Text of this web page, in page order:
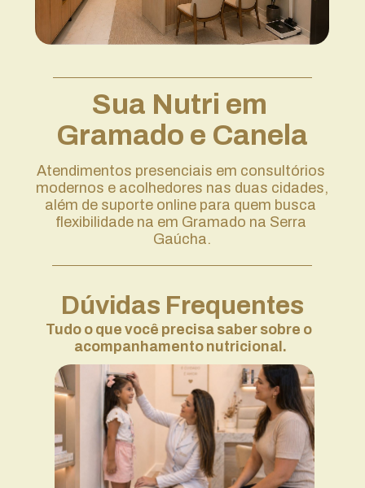
Sua Nutri em
Gramado e Canela
Atendimentos presenciais em consultórios
modernos e acolhedores nas duas cidades,
além de suporte online para quem busca
flexibilidade na em Gramado na Serra
Gaúcha.
Dúvidas Frequentes
Tudo o que você precisa saber sobre o
acompanhamento nutricional.